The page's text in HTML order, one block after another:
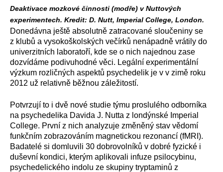
Deaktivace mozkové činnosti (modře) v Nuttových
experimentech. Kredit: D. Nutt, Imperial College, London.
Donedávna ještě absolutně zatracované sloučeniny se
z klubů a vysokoškolských večírků nenápadně vrátily do
univerzitních laboratoří, kde se o nich najednou zase
dozvídáme podivuhodné věci. Legální experimentální
výzkum rozličných aspektů psychedelik je v v zimě roku
2012 už relativně běžnou záležitostí.
Potvrzují to i dvě nové studie týmu proslulého odborníka
na psychedelika Davida J. Nutta z londýnské Imperial
College. První z nich analyzuje změněný stav vědomí
funkčním zobrazováním magnetickou rezonancí (fMRI).
Badatelé si domluvili 30 dobrovolníků v dobré fyzické i
duševní kondici, kterým aplikovali infuze psilocybinu,
psychedelického indolu ze skupiny tryptaminů z